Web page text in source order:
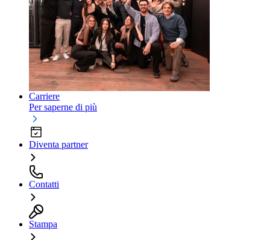
Carriere
Per saperne di più
Diventa partner
Contatti
Stampa